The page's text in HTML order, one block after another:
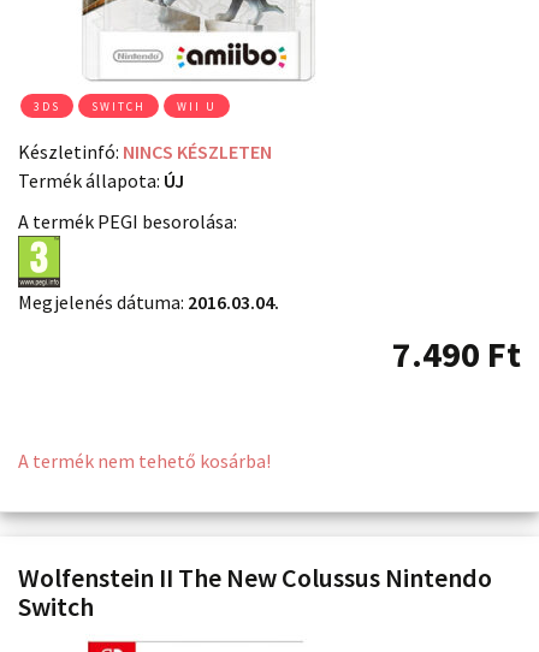
3DS SWITCH WII U
Készletinfó: NINCS KÉSZLETEN
Termék állapota: ÚJ
A termék PEGI besorolása:
Megjelenés dátuma: 2016.03.04.
7.490 Ft
A termék nem tehető kosárba!
Wolfenstein II The New Colussus Nintendo
Switch